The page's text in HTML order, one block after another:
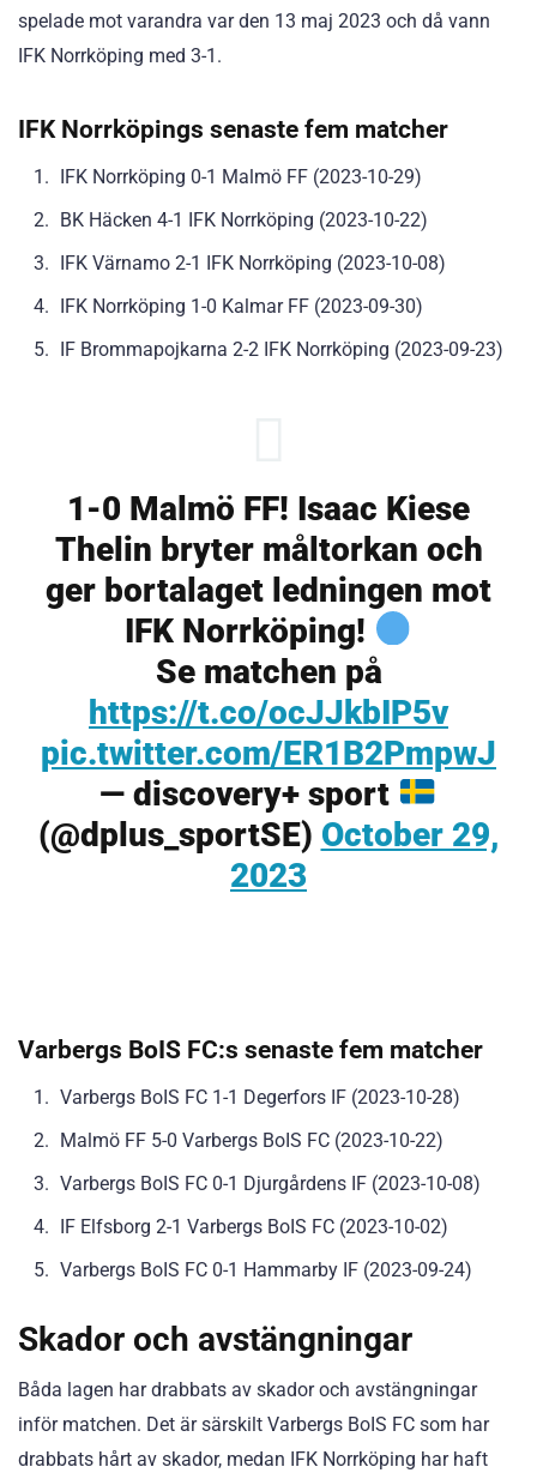
spelade mot varandra var den 13 maj 2023 och då vann
IFK Norrköping med 3-1.
IFK Norrköpings senaste fem matcher
IFK Norrköping 0-1 Malmö FF (2023-10-29)
BK Häcken 4-1 IFK Norrköping (2023-10-22)
IFK Värnamo 2-1 IFK Norrköping (2023-10-08)
IFK Norrköping 1-0 Kalmar FF (2023-09-30)
IF Brommapojkarna 2-2 IFK Norrköping (2023-09-23)
1-0 Malmö FF! Isaac Kiese
Thelin bryter måltorkan och
ger bortalaget ledningen mot
IFK Norrköping!
Se matchen på
https://t.co/ocJJkbIP5v
pic.twitter.com/ER1B2PmpwJ
— discovery+ sport
(@dplus_sportSE) October 29,
2023
Varbergs BoIS FC:s senaste fem matcher
Varbergs BoIS FC 1-1 Degerfors IF (2023-10-28)
Malmö FF 5-0 Varbergs BoIS FC (2023-10-22)
Varbergs BoIS FC 0-1 Djurgårdens IF (2023-10-08)
IF Elfsborg 2-1 Varbergs BoIS FC (2023-10-02)
Varbergs BoIS FC 0-1 Hammarby IF (2023-09-24)
Skador och avstängningar
Båda lagen har drabbats av skador och avstängningar
inför matchen. Det är särskilt Varbergs BoIS FC som har
drabbats hårt av skador, medan IFK Norrköping har haft